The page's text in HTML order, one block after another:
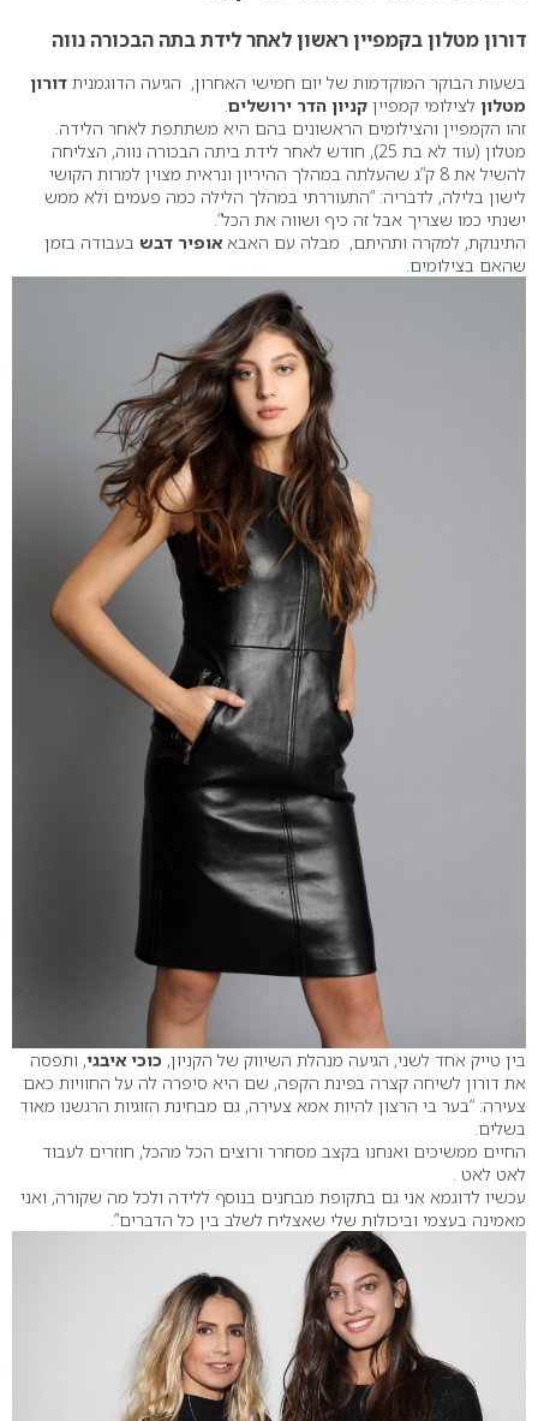
דורון מטלון בקמפיין ראשון לאחר לידת בתה הבכורה נווה
בשעות הבוקר המוקדמות של יום חמישי האחרון, הגיעה הדוגמנית דורון
מטלון לצילומי קמפיין קניון הדר ירושלים.
זהו הקמפיין והצילומים הראשונים בהם היא משתתפת לאחר הלידה.
מטלון (עוד לא בת 25), חודש לאחר לידת ביתה הבכורה נווה, הצליחה
להשיל את 8 ק”ג שהעלתה במהלך ההיריון ונראית מצוין למרות הקושי
לישון בלילה, לדבריה: “התעוררתי במהלך הלילה כמה פעמים ולא ממש
ישנתי כמו שצריך אבל זה כיף ושווה את הכל”.
התינוקת, למקרה ותהיתם, מבלה עם האבא אופיר דבש בעבודה בזמן
שהאם בצילומים.
בין טייק אחד לשני, הגיעה מנהלת השיווק של הקניון, כוכי איבגי, ותפסה
את דורון לשיחה קצרה בפינת הקפה, שם היא סיפרה לה על החוויות כאם
צעירה: “בער בי הרצון להיות אמא צעירה, גם מבחינת הזוגיות הרגשנו מאוד
בשלים.
החיים ממשיכים ואנחנו בקצב מסחרר ורוצים הכל מהכל, חוזרים לעבוד
לאט לאט .
עכשיו לדוגמא אני גם בתקופת מבחנים בנוסף ללידה ולכל מה שקורה, ואני
מאמינה בעצמי וביכולות שלי שאצליח לשלב בין כל הדברים”.